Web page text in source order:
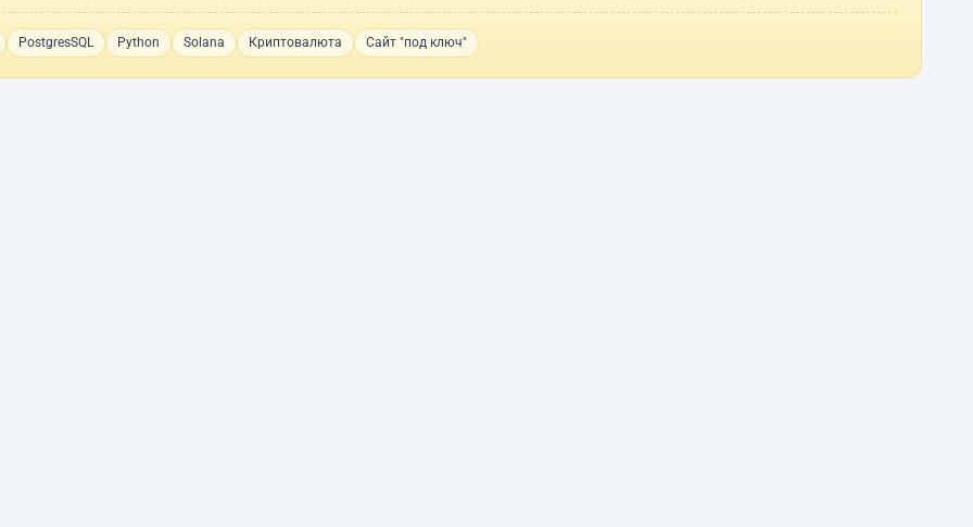
PostgresSQL Python Solana Криптовалюта Сайт "под ключ"